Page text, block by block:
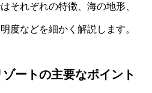
それぞれの特徴、海の地形、
度などを細かく解説します。
ートの主要なポイント